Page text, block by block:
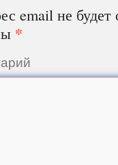
email не будет
*